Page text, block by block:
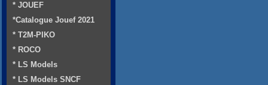
* JOUEF
*Catalogue Jouef 2021
* T2M-PIKO
* ROCO
* LS Models
* LS Models SNCF